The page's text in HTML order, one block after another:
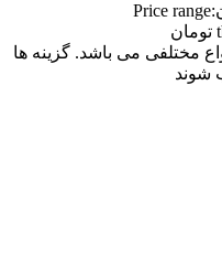
Price range:
مختلفی می باشد. گزینه ها
شوند